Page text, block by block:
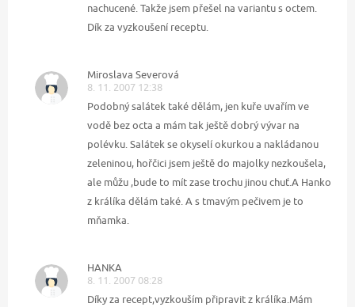
nachucené. Takže jsem přešel na variantu s octem.
Dík za vyzkoušení receptu.
Miroslava Severová
8. 11. 2007 12:38
Podobný salátek také dělám, jen kuře uvařím ve
vodě bez octa a mám tak ještě dobrý vývar na
polévku. Salátek se okyselí okurkou a nakládanou
zeleninou, hořčici jsem ještě do majolky nezkoušela,
ale můžu ,bude to mít zase trochu jinou chuť.A Hanko
z králíka dělám také. A s tmavým pečivem je to
mňamka.
HANKA
8. 11. 2007 08:28
Díky za recept,vyzkouším připravit z králíka.Mám